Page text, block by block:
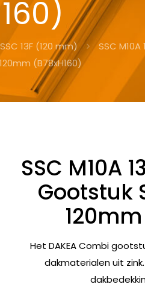
SSC 13F (120 mm)
SSC M10A
(B78xH160)
SSC M10A
Gootstuk
Het DAKEA Combi
dakmaterialen uit